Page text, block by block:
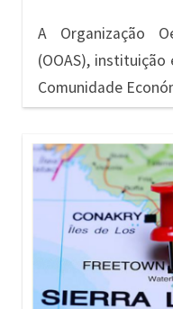
A Organização
(OOAS), instituição
Comunidade
Imagem